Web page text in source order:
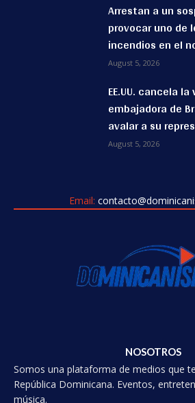
Arrestan a un
provocar uno de
incendios en el
August 5, 2026
EE.UU. cancela
embajadora de
avalar a su
August 5, 2026
Email:
NOSOTROS
Somos una plataforma de medios que
República Dominicana. Eventos,
música.